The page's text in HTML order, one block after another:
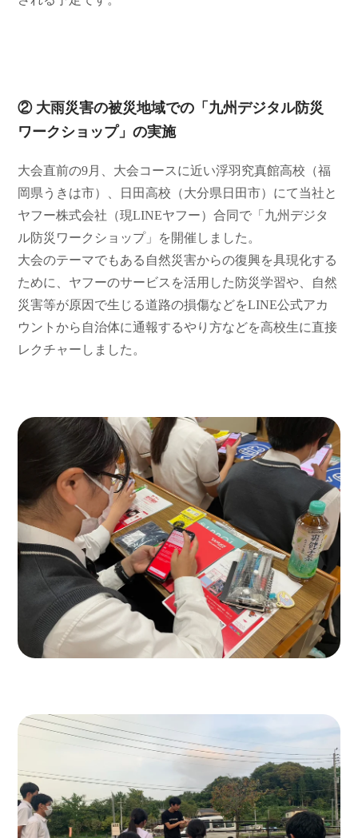
② 大雨災害の被災地域での「九州デジタル防災
ワークショップ」の実施
大会直前の9月、大会コースに近い浮羽究真館高校（福
岡県うきは市）、日田高校（大分県日田市）にて当社と
ヤフー株式会社（現LINEヤフー）合同で「九州デジタ
ル防災ワークショップ」を開催しました。
大会のテーマでもある自然災害からの復興を具現化する
ために、ヤフーのサービスを活用した防災学習や、自然
災害等が原因で生じる道路の損傷などをLINE公式アカ
ウントから自治体に通報するやり方などを高校生に直接
レクチャーしました。